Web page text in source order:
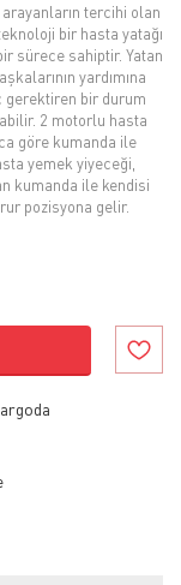
tercihi olan
bir hasta yatağı
sürece sahiptir. Yatan
yardımına
gerektiren bir durum
2 motorlu hasta
göre kumanda ile
yemek yiyeceği,
kumanda ile kendisi
pozisyona gelir.